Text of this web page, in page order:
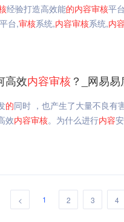
经验打造高效能的内容审核平
平台,审核系统,内容审核系统,内
高效内容审核？_网易易
的同时 ，也产生了大量不良有
效内容审核。为什么进行内容
< 1 2 3 4